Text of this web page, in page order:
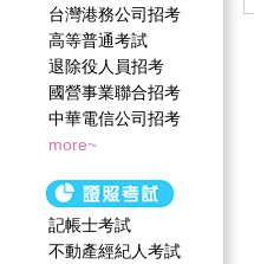
台灣港務公司招考
高等普通考試
退除役人員招考
國營事業聯合招考
中華電信公司招考
more~
記帳士考試
不動產經紀人考試